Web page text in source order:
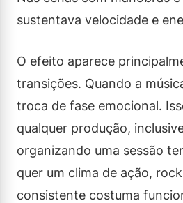
sustentava velocidade e
O efeito aparece
transições. Quando a
troca de fase emocional.
qualquer produção,
organizando uma sessão
quer um clima de ação,
consistente costuma